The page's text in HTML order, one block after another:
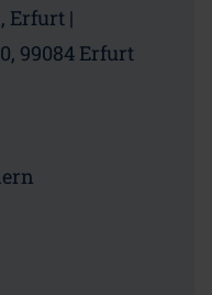
Erfurt |
99084 Erfurt